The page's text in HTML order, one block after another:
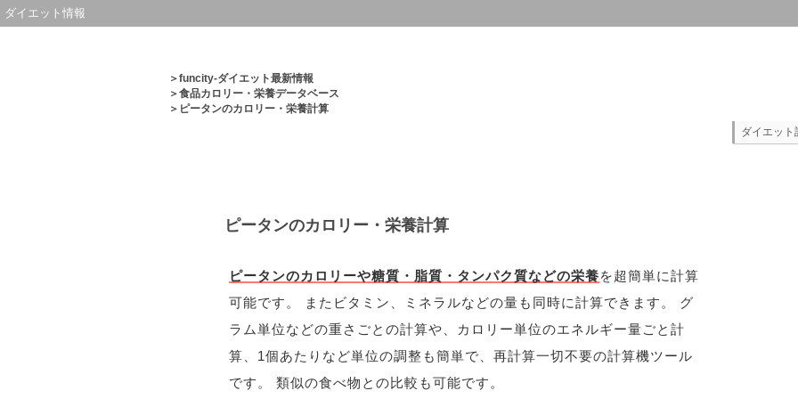
ダイエット情報
＞funcity-ダイエット最新情報
＞食品カロリー・栄養データベース
＞ピータンのカロリー・栄養計算
ピータンのカロリー・栄養計算
ピータンのカロリーや糖質・脂質・タンパク質などの栄養を超簡単に計算
可能です。 またビタミン、ミネラルなどの量も同時に計算できます。 グ
ラム単位などの重さごとの計算や、カロリー単位のエネルギー量ごと計
算、1個あたりなど単位の調整も簡単で、再計算一切不要の計算機ツール
です。 類似の食べ物との比較も可能です。
ダイエット